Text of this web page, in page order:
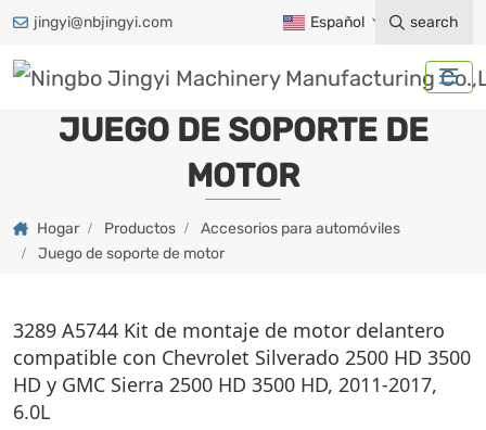
jingyi@nbjingyi.com Español search
JUEGO DE SOPORTE DE
MOTOR
Hogar Productos
Accesorios para automóviles
Juego de soporte de motor
3289 A5744 Kit de montaje de motor delantero
compatible con Chevrolet Silverado 2500 HD 3500
HD y GMC Sierra 2500 HD 3500 HD, 2011-2017,
6.0L